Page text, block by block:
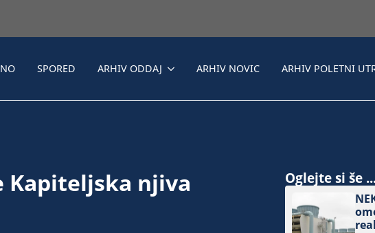
SPORED ARHIV ODDAJ ARHIV NOVIC ARHIV POLETNI
Kapiteljska njiva Oglejte si še